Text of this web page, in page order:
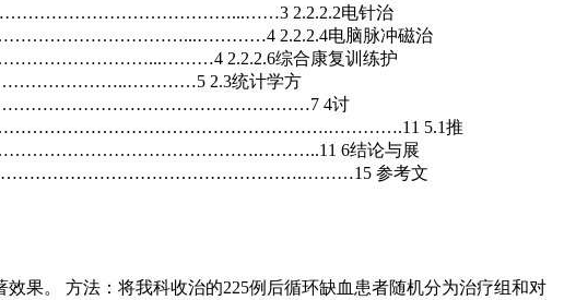
2.2.2.2电针治
2.2.2.4电脑脉冲磁治
2.2.2.6综合康复训练护
2.3统计学方
4讨
5.1推
6结论与展
参考文
果。 方法：将我科收治的225例后循环缺血患者随机分为治疗组和对